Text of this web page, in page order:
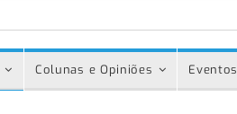
Colunas e Opiniões Eventos